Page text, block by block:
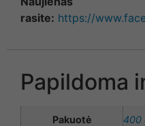
rasite: https://
Papildoma
Pakuotė 400